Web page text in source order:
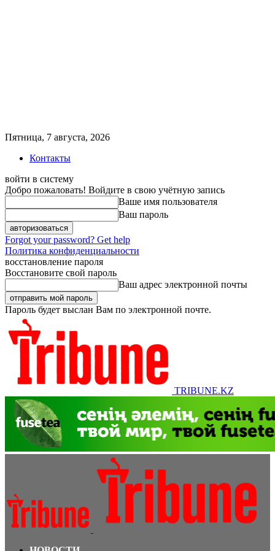
Пятница, 7 августа, 2026
Контакты
войти в систему
Добро пожаловать! Войдите в свою учётную запись
Ваше имя пользователя
Ваш пароль
Forgot your password? Get help
Политика конфиденциальности
восстановление пароля
Восстановите свой пароль
Ваш адрес электронной почты
Пароль будет выслан Вам по электронной почте.
TRIBUNE.KZ